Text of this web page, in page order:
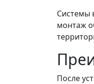
Системы
монтаж
После